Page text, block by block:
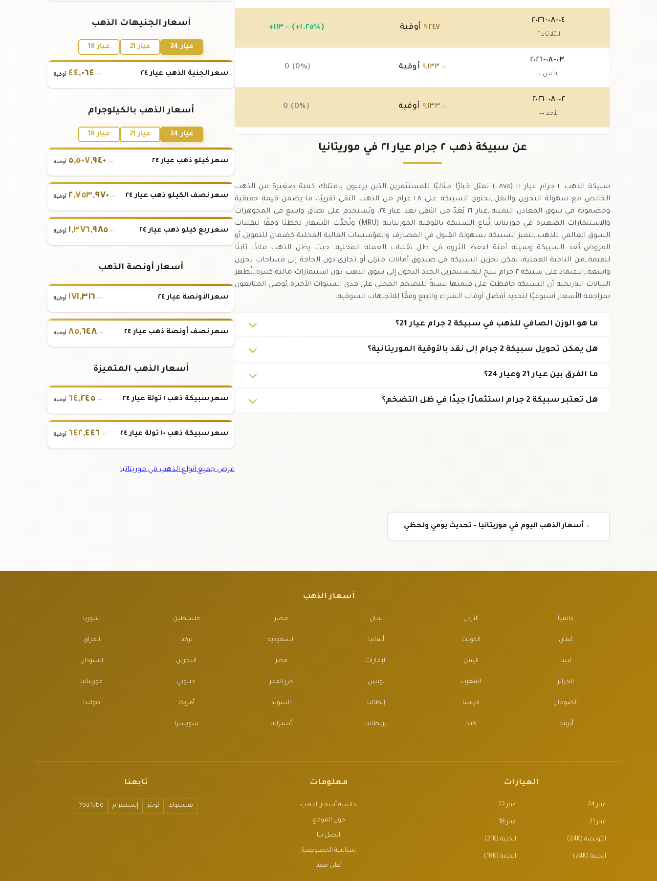
٠٤-٠٨-٢٠٢٦
الثلاثاء↑
٩,٢٤٧ .٠٠ أوقية +١١٣ .٧٥ (+١.٢٥%)
٠٣-٠٨-٢٠٢٦
الاثنين →
٩,١٣٣.٢٥ أوقية 0 (0%)
٠٢-٠٨-٢٠٢٦
الأحد→
٩,١٣٣.٢٥ أوقية 0 (0%)
١٣٣ .٢٥ أوقية (-٠.٠٤%) عن سبيكة ذهب ٢ جرام عيار ٢١ في موريتانيا
سبيكة الذهب ٢ جرام عيار ٢١ (٠.٨٧٥) تمثل خيارًا مثاليًا للمستثمرين الذين يرغبون بامتلاك كمية صغيرة من الذهب
الخالص مع سهولة التخزين والنقل.,تحتوي السبيكة على ١.٨ غرام من الذهب النقي تقريبًا، ما يضمن قيمة حقيقية
ومضمونة في سوق المعادن الثمينة.,عيار ٢١ يُعَدّ من الأنقى بعد عيار ٢٤، ويُستخدم على نطاق واسع في المجوهرات
والاستثمارات الصغيرة في موريتانيا.,تُباع السبيكة بالأوقية الموريتانية (MRU) وتُحدَّث الأسعار لحظيًا وفقًا لتقلبات
السوق العالمي للذهب.,تتميز السبيكة بسهولة القبول في المصارف والمؤسسات المالية المحلية كضمان للتمويل أو
القروض.,تُعد السبيكة وسيلة آمنة لحفظ الثروة في ظل تقلبات العملة المحلية، حيث يظل الذهب ملاذًا ثابتًا
للقيمة.,من الناحية العملية، يمكن تخزين السبيكة في صندوق أمانات منزلي أو تجاري دون الحاجة إلى مساحات تخزين
واسعة.,الاعتماد على سبيكة ٢ جرام يتيح للمستثمرين الجدد الدخول إلى سوق الذهب دون استثمارات مالية كبيرة.,تُظهر
البيانات التاريخية أن السبيكة حافظت على قيمتها نسبةً للتضخم المحلي على مدى السنوات الأخيرة.,يُوصى المتابعون
بمراجعة الأسعار أسبوعيًا لتحديد أفضل أوقات الشراء والبيع وفقًا للاتجاهات السوقية.
ما هو الوزن الصافي للذهب في سبيكة 2 جرام عيار 21؟
هل يمكن تحويل سبيكة 2 جرام إلى نقد بالأوقية الموريتانية؟
ما الفرق بين عيار 21 وعيار 24؟
هل تعتبر سبيكة 2 جرام استثمارًا جيدًا في ظل التضخم؟
أسعار الجنيهات الذهب
عيار 24 عيار 21 عيار 18
سعر الجنية الذهب عيار ٢٤ ٤٤,٠٦٤.٠٠ أوقية
أسعار الذهب بالكيلوجرام
عيار 24 عيار 21 عيار 18
سعر كيلو ذهب عيار ٢٤ ٥,٥٠٧,٩٤٠ .٠٠ أوقية
سعر نصف الكيلو ذهب عيار ٢٤ ٢,٧٥٣,٩٧٠ .٠٠ أوقية
سعر ربع كيلو ذهب عيار ٢٤ ١,٣٧٦,٩٨٥.٠٠ أوقية
أسعار أونصة الذهب
سعر الأونصة عيار ٢٤ ١٧١,٣١٦ .٠٠ أوقية
سعر نصف أونصة ذهب عيار ٢٤ ٨٥,٦٤٨.٠٠ أوقية
أسعار الذهب المتميزة
سعر سبيكة ذهب ١ تولة عيار ٢٤ ٦٤,٢٤٥.٠٠ أوقية
سعر سبيكة ذهب ١٠ تولة عيار ٢٤ ٦٤٢,٤٤٦ .٠٠ أوقية
عرض جميع أنواع الذهب في موريتانيا
← أسعار الذهب اليوم في موريتانيا - تحديث يومي ولحظي
أسعار الذهب
عالمياً الأردن لبنان مصر فلسطين سوريا
عُمان الكويت ألمانيا السعودية تركيا العراق
ليبيا اليمن الإمارات قطر البحرين السودان
الجزائر المغرب تونس جزر القمر جيبوتي موريتانيا
الصومال فرنسا إيطاليا السويد أمريكا هولندا
أيرلندا كندا بريطانيا أستراليا سويسرا
العيارات
عيار 24 عيار 22
عيار 21 عيار 18
الأونصة (24K) الجنية (21K)
الجنية (24K) الجنية (18K)
معلومات
حاسبة أسعار الذهب
حول الموقع
اتصل بنا
سياسة الخصوصية
أعلن معنا
تابعنا
فيسبوك تويتر إنستغرام YouTube